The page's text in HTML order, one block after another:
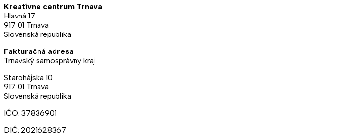
Kreatívne centrum Trnava
Hlavná 17
917 01 Trnava
Slovenská republika
Fakturačná adresa
Trnavský samosprávny kraj
Starohájska 10
917 01 Trnava
Slovenská republika
IČO: 37836901
DIČ: 2021628367